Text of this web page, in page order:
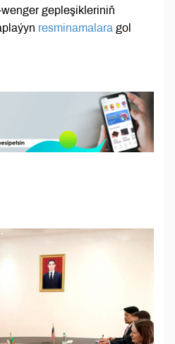
gepleşikleriniň
resminamalara gol